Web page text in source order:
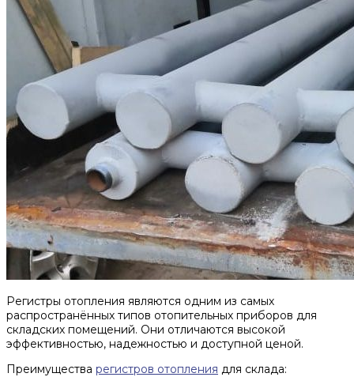
Регистры отопления являются одним из самых
распространённых типов отопительных приборов для
складских помещений. Они отличаются высокой
эффективностью, надежностью и доступной ценой.
Преимущества регистров отопления для склада: